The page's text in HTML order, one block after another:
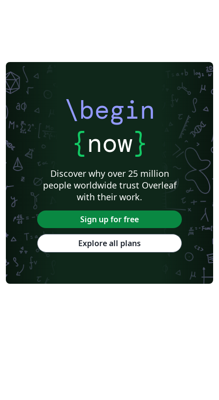
\begin
{now}
Discover why over 25 million
people worldwide trust Overleaf
with their work.
Sign up for free
Explore all plans